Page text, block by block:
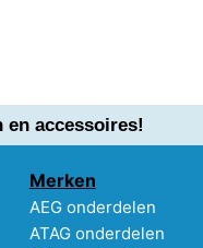
en accessoires!
Merken
AEG onderdelen
ATAG onderdelen